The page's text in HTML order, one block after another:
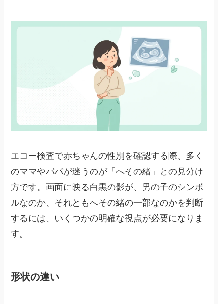
エコー検査で赤ちゃんの性別を確認する際、多く
のママやパパが迷うのが「へその緒」との見分け
方です。画面に映る白黒の影が、男の子のシンボ
ルなのか、それともへその緒の一部なのかを判断
するには、いくつかの明確な視点が必要になりま
す。
形状の違い